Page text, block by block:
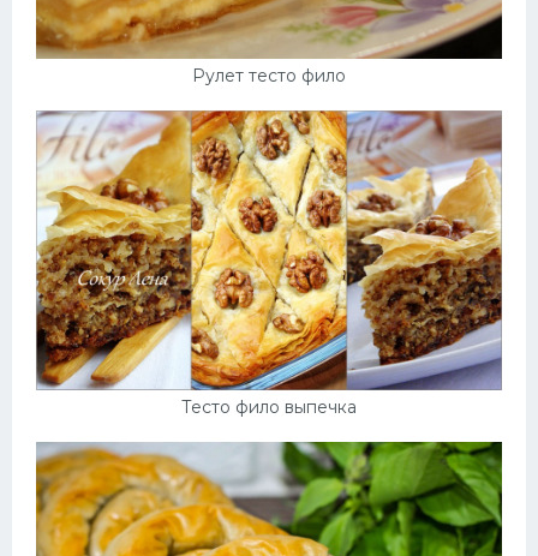
Рулет тесто фило
Тесто фило выпечка